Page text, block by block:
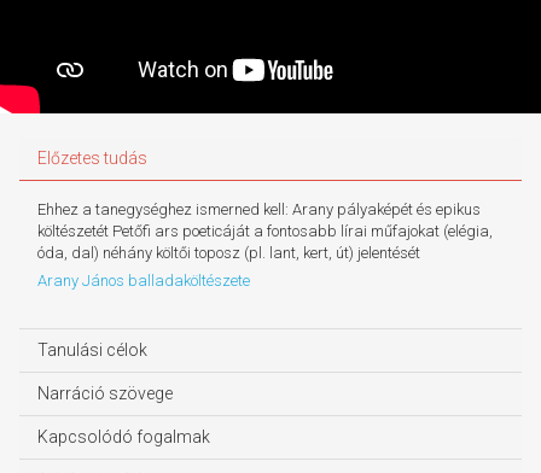
Előzetes tudás
Ehhez a tanegységhez ismerned kell: Arany pályaképét és epikus
költészetét Petőfi ars poeticáját a fontosabb lírai műfajokat (elégia,
óda, dal) néhány költői toposz (pl. lant, kert, út) jelentését
Arany János balladaköltészete
Tanulási célok
Narráció szövege
Kapcsolódó fogalmak